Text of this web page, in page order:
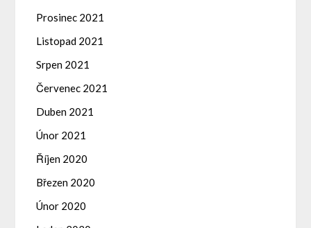
Prosinec 2021
Listopad 2021
Srpen 2021
Červenec 2021
Duben 2021
Únor 2021
Říjen 2020
Březen 2020
Únor 2020